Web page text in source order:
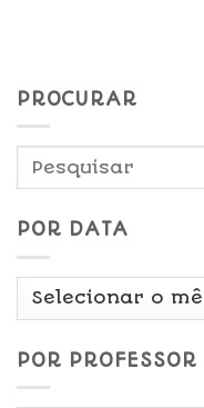
PROCURAR
POR DATA
Por
POR PROFESSOR